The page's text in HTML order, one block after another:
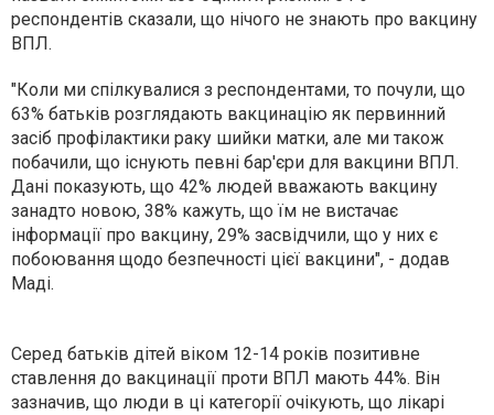
респондентів сказали, що нічого не знають про вакцину
ВПЛ.
"Коли ми спілкувалися з респондентами, то почули, що
63% батьків розглядають вакцинацію як первинний
засіб профілактики раку шийки матки, але ми також
побачили, що існують певні бар'єри для вакцини ВПЛ.
Дані показують, що 42% людей вважають вакцину
занадто новою, 38% кажуть, що їм не вистачає
інформації про вакцину, 29% засвідчили, що у них є
побоювання щодо безпечності цієї вакцини", - додав
Маді.
Серед батьків дітей віком 12-14 років позитивне
ставлення до вакцинації проти ВПЛ мають 44%. Він
зазначив, що люди в ці категорії очікують, що лікарі